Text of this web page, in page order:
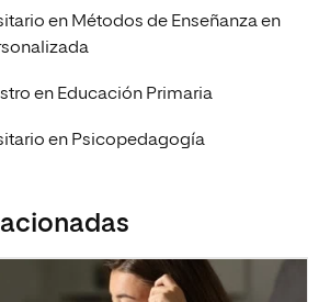
en Métodos de Enseñanza en
en Educación Primaria
en Psicopedagogía